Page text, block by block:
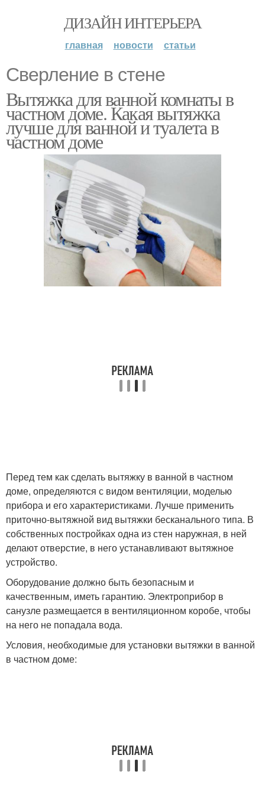
ДИЗАЙН ИНТЕРЬЕРА
главная новости статьи
Сверление в стене
Вытяжка для ванной комнаты в
частном доме. Какая вытяжка
лучше для ванной и туалета в
частном доме
Перед тем как сделать вытяжку в ванной в частном
доме, определяются с видом вентиляции, моделью
прибора и его характеристиками. Лучше применить
приточно-вытяжной вид вытяжки бесканального типа. В
собственных постройках одна из стен наружная, в ней
делают отверстие, в него устанавливают вытяжное
устройство.
Оборудование должно быть безопасным и
качественным, иметь гарантию. Электроприбор в
санузле размещается в вентиляционном коробе, чтобы
на него не попадала вода.
Условия, необходимые для установки вытяжки в ванной
в частном доме: